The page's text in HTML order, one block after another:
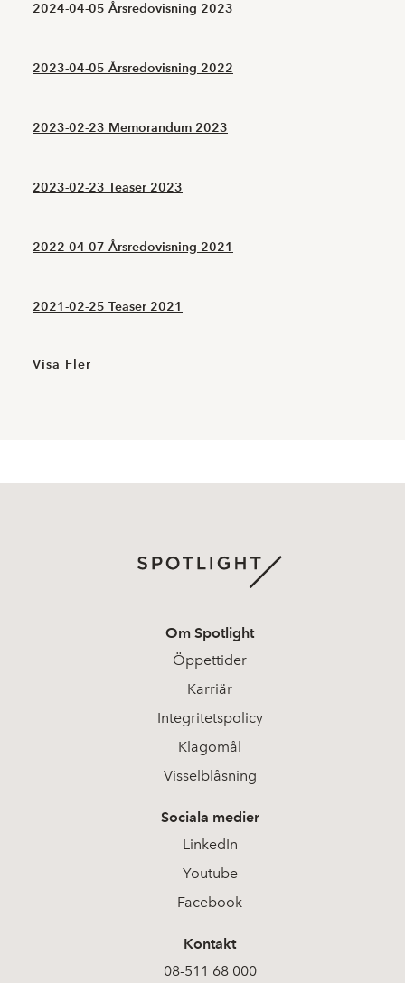
2024-04-05 Årsredovisning 2023
2023-04-05 Årsredovisning 2022
2023-02-23 Memorandum 2023
2023-02-23 Teaser 2023
2022-04-07 Årsredovisning 2021
2021-02-25 Teaser 2021
Visa Fler
Om Spotlight
Öppettider
Karriär
Integritetspolicy
Klagomål
Visselblåsning
Sociala medier
LinkedIn
Youtube
Facebook
Kontakt
08-511 68 000